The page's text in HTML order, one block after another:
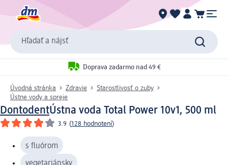
Hľadať a nájsť
Doprava zadarmo nad 49 €
Úvodná stránka Zdravie
Starostlivosť o zuby
Ústne vody a spreje
DontodentÚstna voda Total Power 10v1, 500 ml
3.9 (128 hodnotení)
s fluórom
vegetariánsky